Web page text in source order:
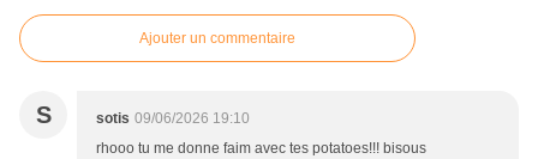
Ajouter un commentaire
S sotis 09/06/2026 19:10
rhooo tu me donne faim avec tes potatoes!!! bisous